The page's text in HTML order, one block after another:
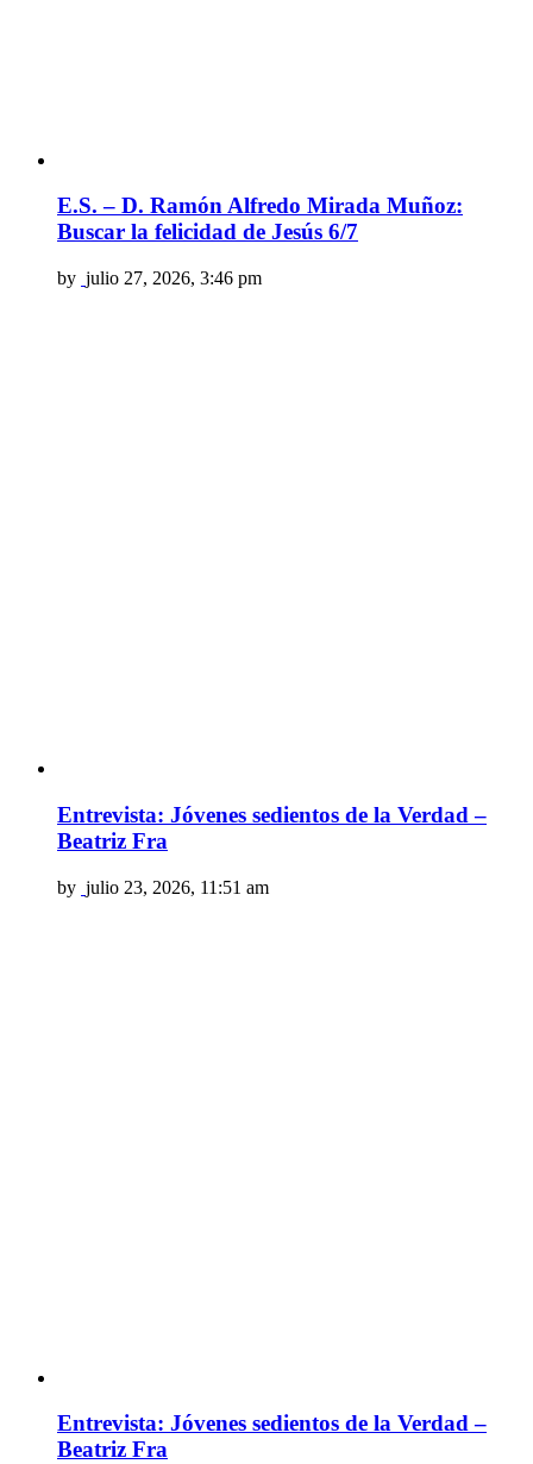
E.S. – D. Ramón Alfredo Mirada Muñoz:
Buscar la felicidad de Jesús 6/7
by julio 27, 2026, 3:46 pm
Entrevista: Jóvenes sedientos de la Verdad –
Beatriz Fra
by julio 23, 2026, 11:51 am
Entrevista: Jóvenes sedientos de la Verdad –
Beatriz Fra